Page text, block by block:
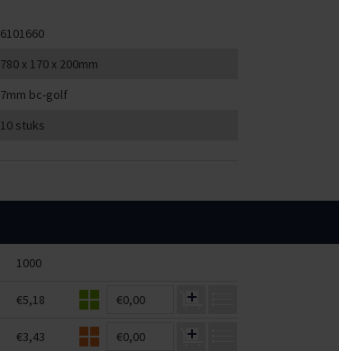
6101660
780 x 170 x 200mm
7mm bc-golf
10 stuks
1000
€5,18 €0,00
€3,43 €0,00